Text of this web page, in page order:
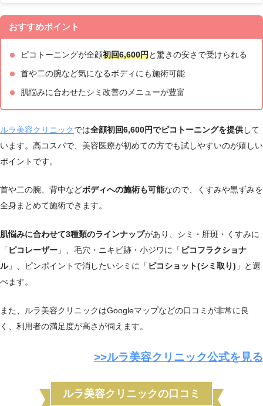
大宮
院
埼玉県さいたま市大宮区桜木町1丁目1−17 トリ
ムビル7階
おすすめポイント
ピコトーニングが全顔初回6,600円と驚きの安さで受けられる
首や二の腕など気になるボディにも施術可能
肌悩みに合わせたシミ改善のメニューが豊富
ルラ美容クリニックでは全顔初回6,600円でピコトーニングを提供して
います。高コスパで、美容医療が初めての方でも試しやすいのが嬉しい
ポイントです。
首や二の腕、背中などボディへの施術も可能なので、くすみや黒ずみを
全身まとめて施術できます。
肌悩みに合わせて3種類のラインナップがあり、シミ・肝斑・くすみに
「 ピコレーザー 」、毛穴・ニキビ跡・小ジワに「 ピコフラクショナ
ル」、ピンポイントで消したいシミに「 ピコショット(シミ取り) 」と選
べます。
また、ルラ美容クリニックはGoogleマップなどの口コミが非常に良
く、利用者の満足度が高さが伺えます。
>>ルラ美容クリニック公式を見る
ルラ美容クリニックの口コミ